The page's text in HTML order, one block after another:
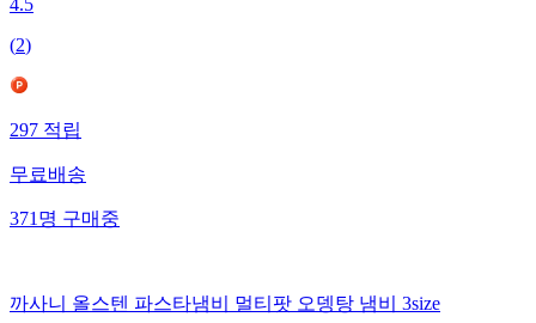
4.5
(2)
297적립
무료배송
371명구매중
까사니 올스텐 파스타냄비 멀티팟 오뎅탕 냄비 3size